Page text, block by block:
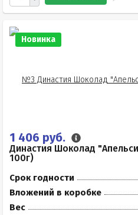
Новинка
1 406 руб.
Династия Шоколад
100г)
Срок годности
Вложений в коробке
Вес